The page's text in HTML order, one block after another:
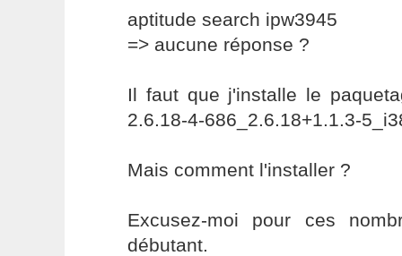
aptitude search ipw3945
=> aucune réponse ?
Il faut que j'installe le
2.6.18-4-686_2.6.18+1.1.3-
Mais comment l'installer ?
Excusez-moi pour ces
débutant.